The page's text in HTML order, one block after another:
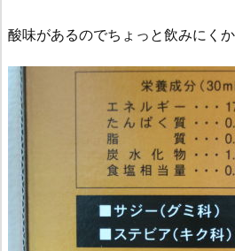
酸味があるのでちょっと飲みにく